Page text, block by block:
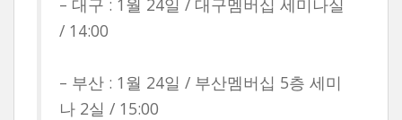
– 대구 : 1월 24일 / 대구멤버십 세미나실
/ 14:00
– 부산 : 1월 24일 / 부산멤버십 5층 세미
나 2실 / 15:00